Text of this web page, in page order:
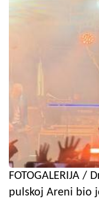
FOTOGALERIJA /
pulskoj Areni bio